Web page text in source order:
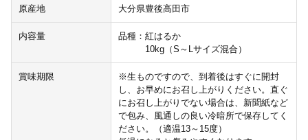
原産地 大分県豊後高田市
内容量
品種：紅はるか
10kg（S～Lサイズ混合）
賞味期限
※生ものですので、到着後はすぐに開封
し、お早めにお召し上がりください。直ぐ
にお召し上がりでない場合は、新聞紙など
で包み、風通しの良い冷暗所で保存してく
ださい。（適温13～15度）